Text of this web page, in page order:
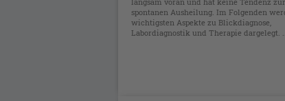
spontanen Ausheilung. Im Folgenden
wichtigsten Aspekte zu Blickdiagnose,
Labordiagnostik und Therapie dargelegt.